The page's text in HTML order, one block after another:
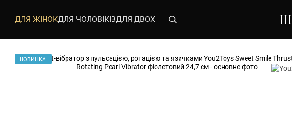
ДЛЯ ЖІНОКДЛЯ ЧОЛОВІКІВДЛЯ ДВОХ
НОВИНКА